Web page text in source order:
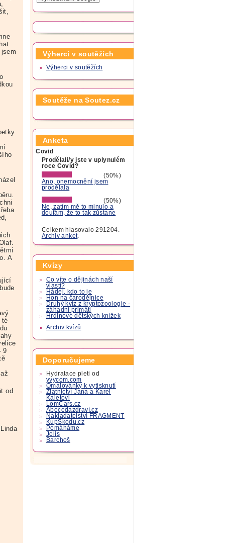
A
té
9
od
Linda
Výherci v soutěžích
Výherci v soutěžích
Soutěže na Soutez.cz
Anketa
Covid
Prodělali/y jste v uplynulém
roce Covid?
(50%)
Ano, onemocnění jsem
prodělala
(50%)
Ne, zatím mě to minulo a
doufám, že to tak zůstane
Celkem hlasovalo 291204.
Archiv anket.
Kvízy
Co víte o dějinách naší
vlasti?
Hádej, kdo to je
Hon na čarodějnice
Druhý kvíz z kryptozoologie -
záhadní primáti
Hrdinové dětských knížek
Archiv kvízů
Doporučujeme
Hydratace pleti od
yvycom.com
Omalovánky k vytisknutí
Zlatnictví Jana a Karel
Kaletovi
LomCars.cz
Abecedazdraví.cz
Nakladatelství FRAGMENT
KupSkodu.cz
Pomáháme
Jolis
Barchoš